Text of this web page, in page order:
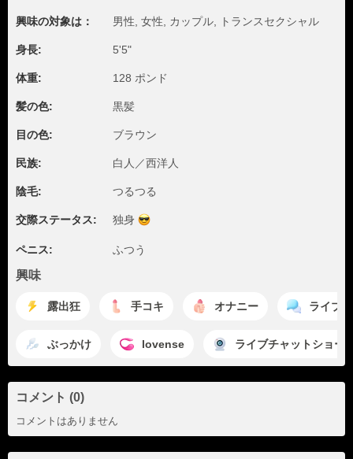
興味の対象は： 男性, 女性, カップル, トランスセクシャル
身長: 5'5"
体重: 128 ポンド
髪の色: 黒髪
目の色: ブラウン
民族: 白人／西洋人
陰毛: つるつる
交際ステータス: 独身
ペニス: ふつう
興味
露出狂 手コキ オナニー ライブ
ぶっかけ lovense ライブチャットショー
コメント (0)
コメントはありません